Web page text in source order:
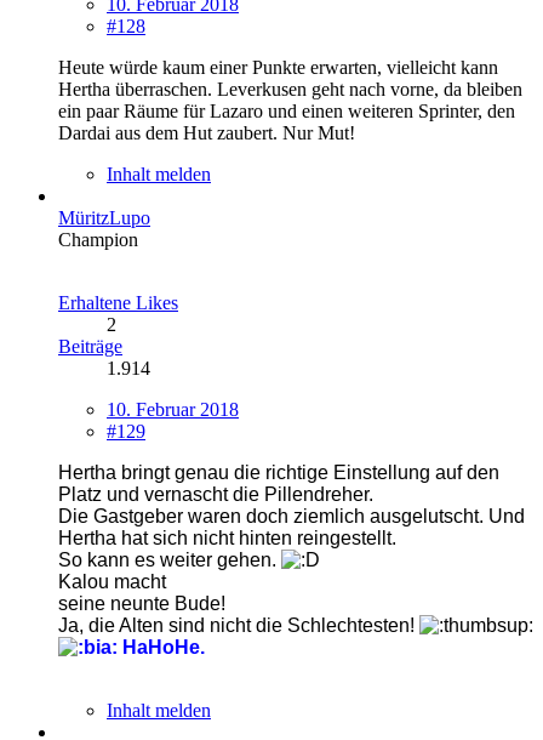
#128
Heute würde kaum einer Punkte erwarten, vielleicht kann
Hertha überraschen. Leverkusen geht nach vorne, da bleiben
ein paar Räume für Lazaro und einen weiteren Sprinter, den
Dardai aus dem Hut zaubert. Nur Mut!
Inhalt melden
MüritzLupo
Champion
Erhaltene Likes
2
Beiträge
1.914
10. Februar 2018
#129
Hertha bringt genau die richtige Einstellung auf den
Platz und vernascht die Pillendreher.
Die Gastgeber waren doch ziemlich ausgelutscht. Und
Hertha hat sich nicht hinten reingestellt.
So kann es weiter gehen.
Kalou macht
seine neunte Bude!
Ja, die Alten sind nicht die Schlechtesten!
HaHoHe.
Inhalt melden